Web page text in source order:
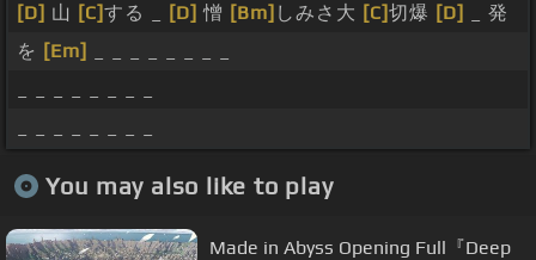
[D] 山 [C]する _ [D] 憎 [Bm] しみさ大 [C]切爆 [D]
_ 発
を [Em]
You may also like to play
Made in Abyss Opening Full『Deep